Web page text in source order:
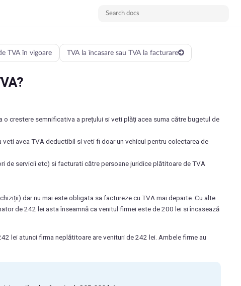
TVA la încasare sau TVA la facturare
TVA în vigoare
crestere semnificativa a prețului si veti plăți acea suma către bugetul de
avea TVA deductibil si veti fi doar un vehicul pentru colectarea de
de servicii etc) si facturati către persoane juridice plătitoare de TVA
dar nu mai este obligata sa factureze cu TVA mai departe. Cu alte
de 242 lei asta înseamnă ca venitul firmei este de 200 lei si încasează
lei atunci firma neplătitoare are venituri de 242 lei. Ambele firme au